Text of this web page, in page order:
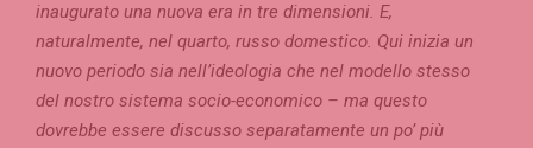
inaugurato una nuova era in tre dimensioni. E,
naturalmente, nel quarto, russo domestico. Qui inizia un
nuovo periodo sia nell’ideologia che nel modello stesso
del nostro sistema socio-economico – ma questo
dovrebbe essere discusso separatamente un po’ più